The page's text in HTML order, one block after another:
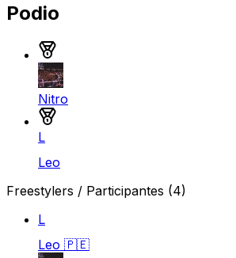
Podio
Nitro
L
Leo
Freestylers / Participantes (4)
L
Leo 🇵🇪